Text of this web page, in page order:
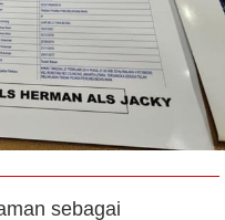
sebagai